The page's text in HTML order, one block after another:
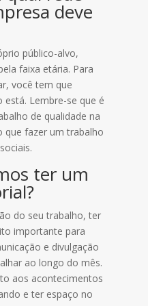
deve
público-alvo,
faixa etária. Para
você tem que
está. Lembre-se que é
de qualidade na
que fazer um trabalho
ter um
do seu trabalho, ter
importante para
e divulgação
ao longo do mês.
aos acontecimentos
e ter espaço no